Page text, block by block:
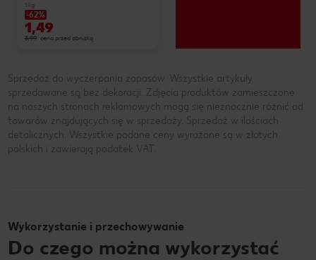
1 kg
-62%
1,49
3,99 cena przed obniżką
Sprzedaż do wyczerpania zapasów. Wszystkie artykuły
sprzedawane są bez dekoracji. Zdjęcia produktów zamieszczone
na naszych stronach reklamowych mogą się nieznacznie różnić od
towarów znajdujących się w sprzedaży. Sprzedaż w ilościach
detalicznych. Wszystkie podane ceny wyrażone są w złotych
polskich i zawierają podatek VAT.
Wykorzystanie i przechowywanie
Do czego można wykorzystać